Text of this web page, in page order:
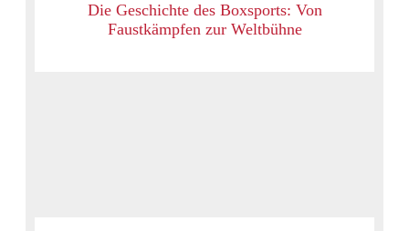
Die Geschichte des Boxsports: Von
Faustkämpfen zur Weltbühne